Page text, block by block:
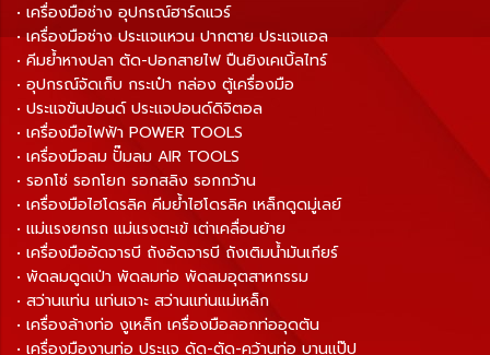
• เครื่องมือช่าง อุปกรณ์ฮาร์ดแวร์
• เครื่องมือช่าง ประแจแหวน ปากตาย ประแจแอล
• คีมย้ำหางปลา ตัด-ปอกสายไฟ ปืนยิงเคเบิ้ลไทร์
• อุปกรณ์จัดเก็บ กระเป๋า กล่อง ตู้เครื่องมือ
• ประแจขันปอนด์ ประแจปอนด์ดิจิตอล
• เครื่องมือไฟฟ้า POWER TOOLS
• เครื่องมือลม ปั๊มลม AIR TOOLS
• รอกโซ่ รอกโยก รอกสลิง รอกกว้าน
• เครื่องมือไฮโดรลิค คีมย้ำไฮโดรลิค เหล็กดูดมู่เลย์
• แม่แรงยกรถ แม่แรงตะเข้ เต่าเคลื่อนย้าย
• เครื่องมืออัดจารบี ถังอัดจารบี ถังเติมน้ำมันเกียร์
• พัดลมดูดเป่า พัดลมท่อ พัดลมอุตสาหกรรม
• สว่านแท่น แท่นเจาะ สว่านแท่นแม่เหล็ก
• เครื่องล้างท่อ งูเหล็ก เครื่องมือลอกท่ออุดตัน
• เครื่องมืองานท่อ ประแจ ดัด-ตัด-คว้านท่อ บานแป๊ป